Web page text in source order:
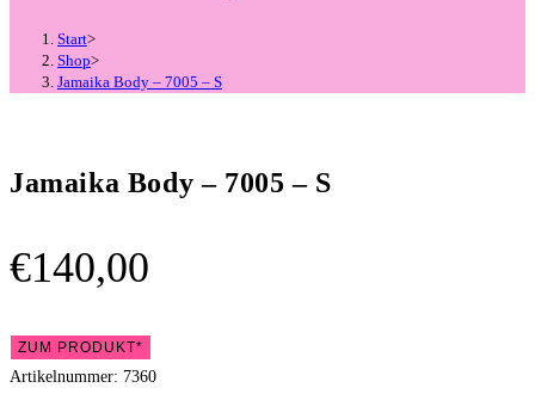
Start>
Shop>
Jamaika Body – 7005 – S
Jamaika Body – 7005 – S
€140,00
ZUM PRODUKT*
Artikelnummer: 7360